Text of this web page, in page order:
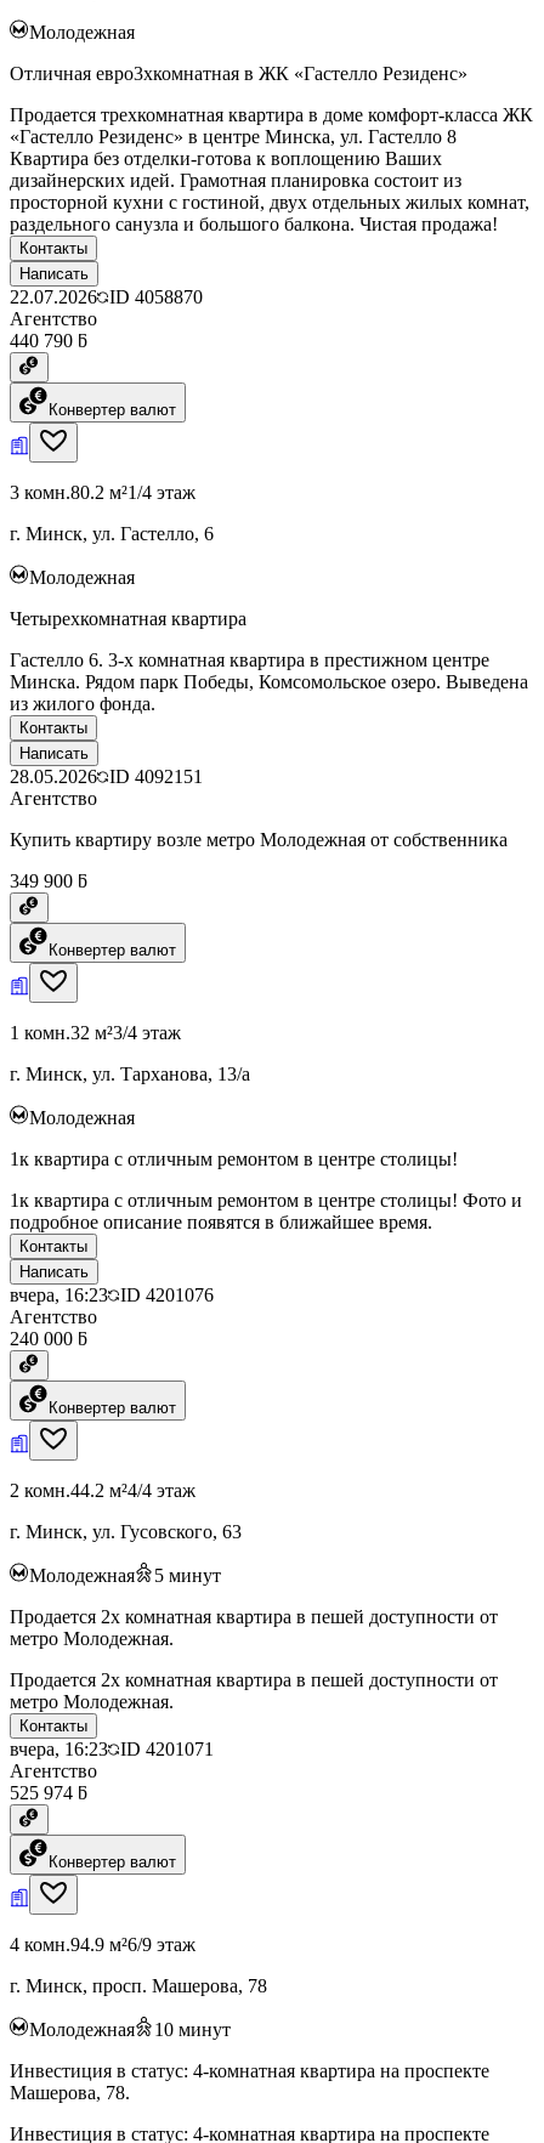
Молодежная
Отличная евро3хкомнатная в ЖК «Гастелло Резиденс»
Продается трехкомнатная квартира в доме комфорт-класса ЖК
«Гастелло Резиденс» в центре Минска, ул. Гастелло 8
Квартира без отделки-готова к воплощению Ваших
дизайнерских идей. Грамотная планировка состоит из
просторной кухни с гостиной, двух отдельных жилых комнат,
раздельного санузла и большого балкона. Чистая продажа!
Контакты
Написать
22.07.2026 ID 4058870
Агентство
440 790 ƃ
Конвертер валют
3 комн.80.2 м²1/4 этаж
г. Минск, ул. Гастелло, 6
Молодежная
Четырехкомнатная квартира
Гастелло 6. 3-х комнатная квартира в престижном центре
Минска. Рядом парк Победы, Комсомольское озеро. Выведена
из жилого фонда.
Контакты
Написать
28.05.2026 ID 4092151
Агентство
Купить квартиру возле метро Молодежная от собственника
349 900 ƃ
Конвертер валют
1 комн.32 м²3/4 этаж
г. Минск, ул. Тарханова, 13/а
Молодежная
1к квартира с отличным ремонтом в центре столицы!
1к квартира с отличным ремонтом в центре столицы! Фото и
подробное описание появятся в ближайшее время.
Контакты
Написать
вчера, 16:23 ID 4201076
Агентство
240 000 ƃ
Конвертер валют
2 комн.44.2 м²4/4 этаж
г. Минск, ул. Гусовского, 63
Молодежная 5 минут
Продается 2х комнатная квартира в пешей доступности от
метро Молодежная.
Продается 2х комнатная квартира в пешей доступности от
метро Молодежная.
Контакты
вчера, 16:23 ID 4201071
Агентство
525 974 ƃ
Конвертер валют
4 комн.94.9 м²6/9 этаж
г. Минск, просп. Машерова, 78
Молодежная 10 минут
Инвестиция в статус: 4-комнатная квартира на проспекте
Машерова, 78.
Инвестиция в статус: 4-комнатная квартира на проспекте